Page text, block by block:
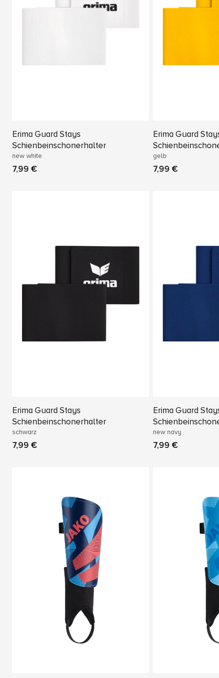
Erima Guard Stays
Schienbeinschonerhalter
new white
7,99 €
Erima Guard
gelb
7,99 €
Erima Guard Stays
Schienbeinschonerhalter
schwarz
7,99 €
Erima Guard
new navy
7,99 €